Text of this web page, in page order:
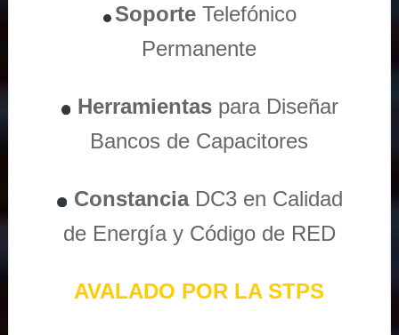
Soporte Telefónico
Permanente
Herramientas para Diseñar
Bancos de Capacitores
ConstanciaDC3 en Calidad
de Energía y Código de RED
AVALADO POR LA STPS